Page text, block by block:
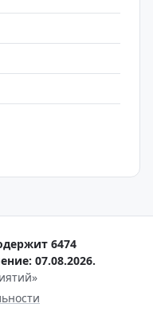
6474
07.08.2026.